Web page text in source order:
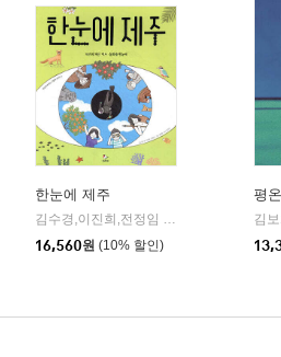
한눈에 제주
안
16,560원 (10% 할인)
평
김